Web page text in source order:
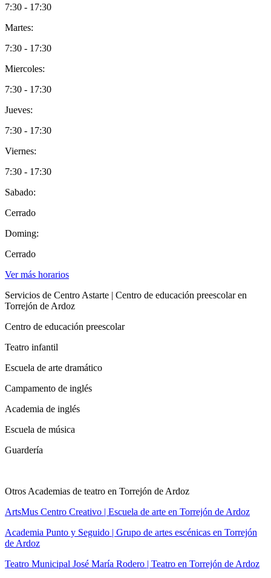
7:30 - 17:30
Martes:
7:30 - 17:30
Miercoles:
7:30 - 17:30
Jueves:
7:30 - 17:30
Viernes:
7:30 - 17:30
Sabado:
Cerrado
Doming:
Cerrado
Ver más horarios
Servicios de Centro Astarte | Centro de educación preescolar en
Torrejón de Ardoz
Centro de educación preescolar
Teatro infantil
Escuela de arte dramático
Campamento de inglés
Academia de inglés
Escuela de música
Guardería
Otros Academias de teatro en Torrejón de Ardoz
ArtsMus Centro Creativo | Escuela de arte en Torrejón de Ardoz
Academia Punto y Seguido | Grupo de artes escénicas en Torrejón
de Ardoz
Teatro Municipal José María Rodero | Teatro en Torrejón de Ardoz